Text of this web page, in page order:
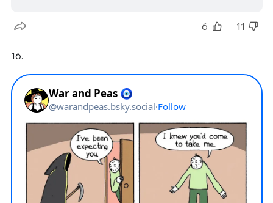
6 11
16.